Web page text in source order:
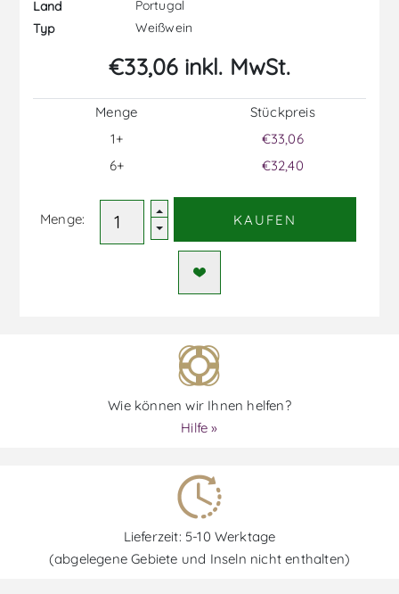
Land
Portugal
Typ
Weißwein
€33,06 inkl. MwSt.
Menge
1+
6+
Stückpreis
€33,06
€32,40
Menge: KAUFEN
Wie können wir Ihnen helfen?
Hilfe »
Lieferzeit: 5-10 Werktage
(abgelegene Gebiete und Inseln nicht enthalten)